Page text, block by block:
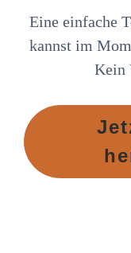
Eine einfache
kannst im
Kein